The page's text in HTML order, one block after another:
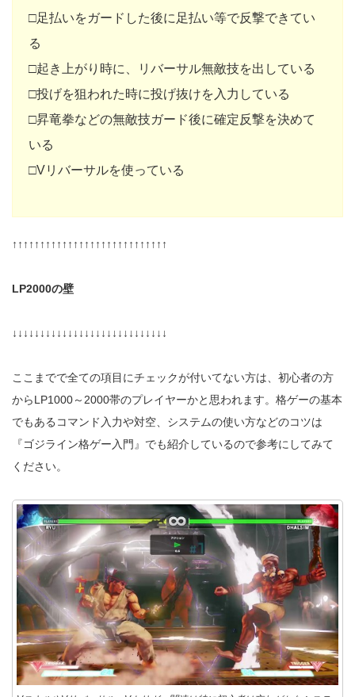
□足払いをガードした後に足払い等で反撃できてい
る
□起き上がり時に、リバーサル無敵技を出している
□投げを狙われた時に投げ抜けを入力している
□昇竜拳などの無敵技ガード後に確定反撃を決めて
いる
□Vリバーサルを使っている
↑↑↑↑↑↑↑↑↑↑↑↑↑↑↑↑↑↑↑↑↑↑↑↑↑↑↑↑
LP2000の壁
↓↓↓↓↓↓↓↓↓↓↓↓↓↓↓↓↓↓↓↓↓↓↓↓↓↓↓↓
ここまでで全ての項目にチェックが付いてない方は、初心者の方
からLP1000～2000帯のプレイヤーかと思われます。格ゲーの基本
でもあるコマンド入力や対空、システムの使い方などのコツは
『ゴジライン格ゲー入門 』でも紹介しているので参考にしてみて
ください。